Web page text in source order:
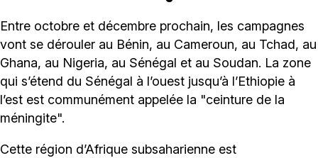
Entre octobre et décembre prochain, les campagnes
vont se dérouler au Bénin, au Cameroun, au Tchad, au
Ghana, au Nigeria, au Sénégal et au Soudan. La zone
qui s’étend du Sénégal à l’ouest jusqu’à l’Ethiopie à
l’est est communément appelée la "ceinture de la
méningite".
Cette région d’Afrique subsaharienne est